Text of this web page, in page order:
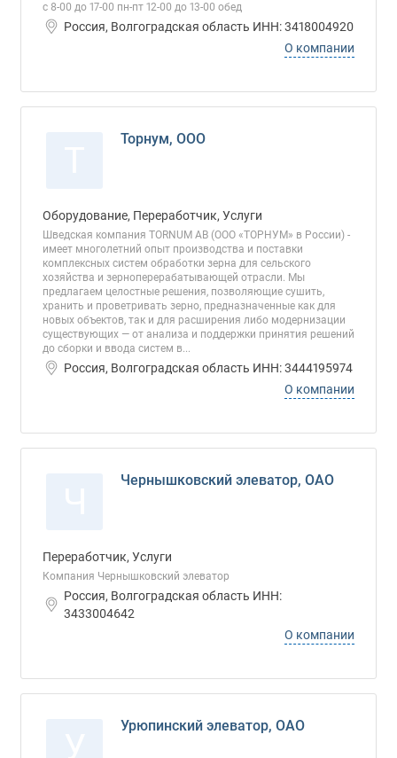
с 8-00 до 17-00 пн-пт 12-00 до 13-00 обед
Россия, Волгоградская область ИНН: 3418004920
О компании
Торнум, ООО
Оборудование, Переработчик, Услуги
Шведская компания TORNUM AB (ООО «ТОРНУМ» в России) -
имеет многолетний опыт производства и поставки
комплексных систем обработки зерна для сельского
хозяйства и зерноперерабатывающей отрасли. Мы
предлагаем целостные решения, позволяющие сушить,
хранить и проветривать зерно, предназначенные как для
новых объектов, так и для расширения либо модернизации
существующих — от анализа и поддержки принятия решений
до сборки и ввода систем в...
Россия, Волгоградская область ИНН: 3444195974
О компании
Чернышковский элеватор, ОАО
Переработчик, Услуги
Компания Чернышковский элеватор
Россия, Волгоградская область ИНН:
3433004642
О компании
Урюпинский элеватор, ОАО